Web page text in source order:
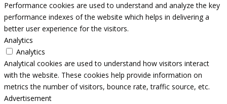
Performance cookies are used to understand and analyze the key
performance indexes of the website which helps in delivering a
better user experience for the visitors.
Analytics
Analytics
Analytical cookies are used to understand how visitors interact
with the website. These cookies help provide information on
metrics the number of visitors, bounce rate, traffic source, etc.
Advertisement